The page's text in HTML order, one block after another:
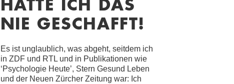
HÄTTE ICH DAS
NIE GESCHAFFT!
Es ist unglaublich, was abgeht, seitdem ich
in ZDF und RTL und in Publikationen wie
‘Psychologie Heute’, Stern Gesund Leben
und der Neuen Zürcher Zeitung war: Ich